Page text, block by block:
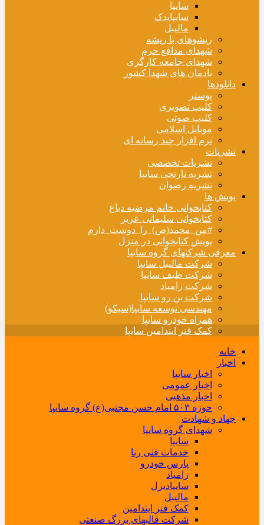
سایپا
سایپایدک
مالیبل
ریشوهای با ریشه
شهدای مدافع حرم
شهدای جامعه کارگری
یادمان های شهدا کشور
دانلودها
پوستر
کلیپ تصویری
کلیپ صوتی
موبایل اسلامی
نرم افزار چند رسانه ای
نشریات
نشریات تخصصی
نشریه نارنجی سایپا
نشریه رضوان
پویش ها
کتابخوانی خانم مرضیه دباغ
کتابخوانی سلیمانی عزیز
#من_محمد(ص)_را_دوست_دارم
پویش کتابخوانی در منزل
معرفی شرکتهای گروه سایپا
شرکت مالیبل سایپا
شرکت طیف سایپا
شرکت زامیاد
شرکت بن رو سایپا
مهندسی توسعه سایپا(سیکو)
همراه خودرو سایپا
کمک فنر ایندامین سایپا
خانه
اخبار
اخبار سایپا
اخبار عمومی
اخبار مذهبی
حوزه ۵۰۳ امام حسن مجتبی(ع) گروه سایپا
جهاد و شهادت
شهدای گروه سایپا
سایپا
خدمات فنی رنا
پارس خودرو
زامیاد
سایپادیزل
مالیبل
کمک فنر ایندامین
شرکت قالبهای بزرگ صنعتی